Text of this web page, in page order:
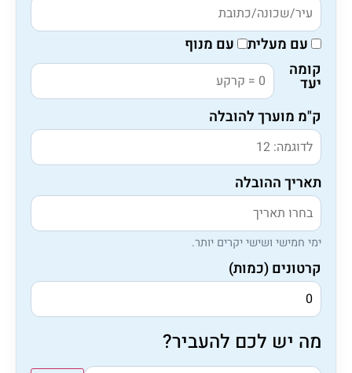
עם מעלית
עם מנוף
קומה
יעד
ק"מ מוערך להובלה
תאריך ההובלה
ימי חמישי ושישי יקרים יותר.
קרטונים (כמות)
מה יש לכם להעביר?